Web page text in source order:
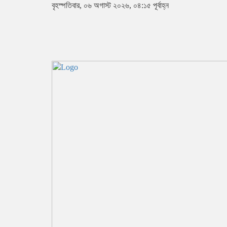
বৃহস্পতিবার, ০৬ অগাস্ট ২০২৬, ০৪:১৫ পূর্বাহ্ন